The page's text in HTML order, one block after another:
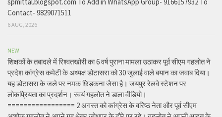
Contact- 9829071511
6 AUG, 2026
NEW
शिक्षकों के तबादले में रिश्वतखोरी का 6 वर्ष पुराना मामला उठाकर पूर्व सीएम गहलोत ने
प्रदेश कांग्रेस कमेटी के अध्यक्ष डोटासरा को 30 जुलाई वाले बयान का जवाब दिया।
यह डोटासरा के जले पर नमक छिड़कना जैसा है। जयपुर रेलवे स्टेशन पर
लोकप्रियता का प्रदर्शन। स्वयं गहलोत ने डाला वीडियो।
================= 2 अगस्त को कांग्रेस के वरिष्ठ नेता और पूर्व सीएम